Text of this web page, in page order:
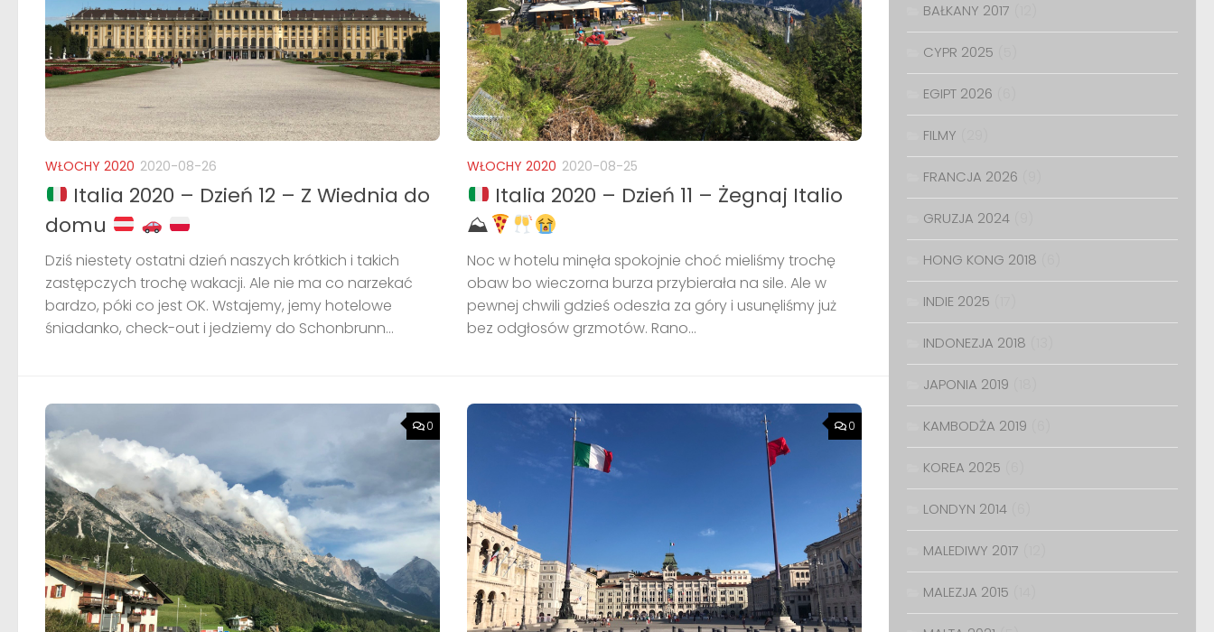
WŁOCHY 2020 2020-08-26
Italia 2020 – Dzień 12 – Z Wiednia do
domu
Dziś niestety ostatni dzień naszych krótkich i takich
zastępczych trochę wakacji. Ale nie ma co narzekać
bardzo, póki co jest OK. Wstajemy, jemy hotelowe
śniadanko, check-out i jedziemy do Schonbrunn...
WŁOCHY 2020 2020-08-25
Italia 2020 – Dzień 11 – Żegnaj Italio
⛰
Noc w hotelu minęła spokojnie choć mieliśmy trochę
obaw bo wieczorna burza przybierała na sile. Ale w
pewnej chwili gdzieś odeszła za góry i usunęliśmy już
bez odgłosów grzmotów. Rano...
0 0
BAŁKANY 2017
CYPR 2025
EGIPT 2026
FILMY
FRANCJA 2026
GRUZJA 2024
HONG KONG 2018
INDIE 2025
INDONEZJA 2018
JAPONIA 2019
KAMBODŻA 2019
KOREA 2025
LONDYN 2014
MALEDIWY 2017
MALEZJA 2015